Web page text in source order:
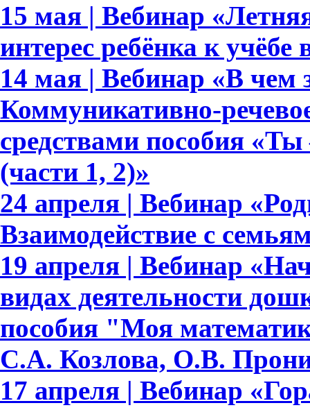
15 мая | Вебинар
интерес ребёнка к
14 мая | Вебинар «В чем
Коммуникативно-
средствами пособия
(части 1, 2)»
24 апреля | Вебинар
Взаимодействие с
19 апреля | Вебинар
видах деятельности
пособия "Моя
С.А. Козлова, О.В.
17 апреля | Вебинар